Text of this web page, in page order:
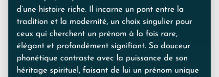
d’une histoire riche. Il incarne un pont entre la
tradition et la modernité, un choix singulier pour
ceux qui cherchent un prénom à la fois rare,
élégant et profondément signifiant. Sa douceur
phonétique contraste avec la puissance de son
héritage spirituel, faisant de lui un prénom unique